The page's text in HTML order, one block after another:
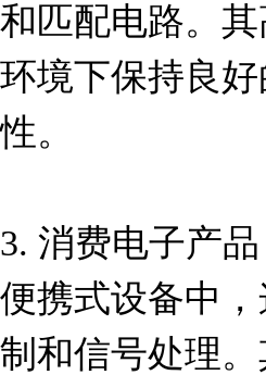
和匹配电路。
环境下保持良
性。
3. 消费电子产
便携式设备中
制和信号处理